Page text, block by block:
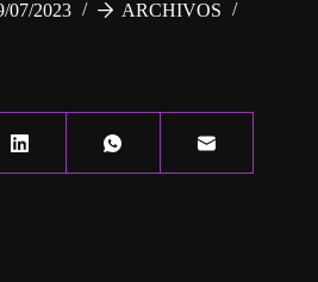
07/2023
ARCHIVOS